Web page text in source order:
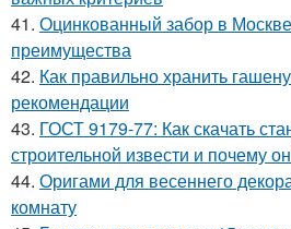
41. Оцинкованный забор в
преимущества
42. Как правильно хранить
рекомендации
43. ГОСТ 9179-77: Как скачать
строительной извести и почему
44. Оригами для весеннего
комнату